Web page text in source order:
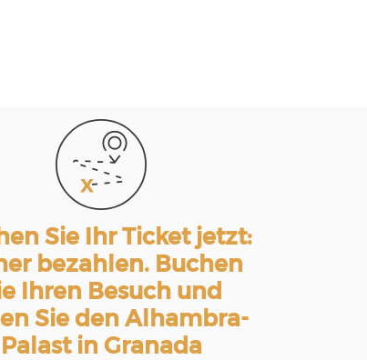
Sie Ihr Ticket jetzt:
bezahlen. Buchen
Ihren Besuch und
Sie den Alhambra-
Palast in Granada